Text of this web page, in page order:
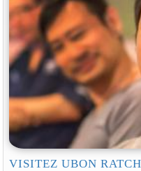
VISITEZ UBON